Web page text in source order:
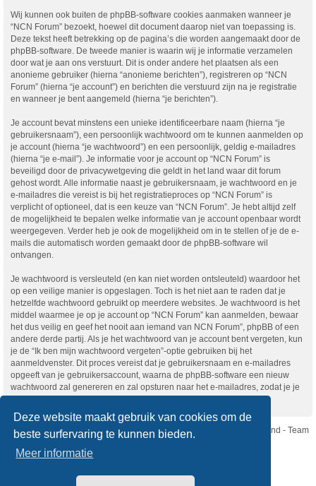
Deze website maakt gebruik van cookies om de
beste surfervaring te kunnen bieden.
Meer informatie
Wij kunnen ook buiten de phpBB-software cookies aanmaken wanneer je
“NCN Forum” bezoekt, hoewel dit document daarop niet van toepassing is.
Deze tekst heeft betrekking op de pagina’s die worden aangemaakt door de
phpBB-software. De tweede manier is waarin wij je informatie verzamelen
door wat je aan ons verstuurt. Dit is onder andere het plaatsen als een
anonieme gebruiker (hierna “anonieme berichten”), registreren op “NCN
Forum” (hierna “je account”) en berichten die verstuurd zijn na je registratie
en wanneer je bent aangemeld (hierna “je berichten”).
Je account bevat minstens een unieke identificeerbare naam (hierna “je
gebruikersnaam”), een persoonlijk wachtwoord om te kunnen aanmelden op
je account (hierna “je wachtwoord”) en een persoonlijk, geldig e-mailadres
(hierna “je e-mail”). Je informatie voor je account op “NCN Forum” is
beveiligd door de privacywetgeving die geldt in het land waar dit forum
gehost wordt. Alle informatie naast je gebruikersnaam, je wachtwoord en je
e-mailadres die vereist is bij het registratieproces op “NCN Forum” is
verplicht of optioneel, dat is een keuze van “NCN Forum”. Je hebt altijd zelf
de mogelijkheid te bepalen welke informatie van je account openbaar wordt
weergegeven. Verder heb je ook de mogelijkheid om in te stellen of je de e-
mails die automatisch worden gemaakt door de phpBB-software wil
ontvangen.
Je wachtwoord is versleuteld (en kan niet worden ontsleuteld) waardoor het
op een veilige manier is opgeslagen. Toch is het niet aan te raden dat je
hetzelfde wachtwoord gebruikt op meerdere websites. Je wachtwoord is het
middel waarmee je op je account op “NCN Forum” kan aanmelden, bewaar
het dus veilig en geef het nooit aan iemand van NCN Forum”, phpBB of een
andere derde partij. Als je het wachtwoord van je account bent vergeten, kun
je de “Ik ben mijn wachtwoord vergeten”-optie gebruiken bij het
aanmeldvenster. Dit proces vereist dat je gebruikersnaam en e-mailadres
opgeeft van je gebruikersaccount, waarna de phpBB-software een nieuw
wachtwoord zal genereren en zal opsturen naar het e-mailadres, zodat je je
opnieuw kunt aanmelden.
Nikon Club Nederland - Team
Forum
Copyright © Nikon Club Nederland 2023